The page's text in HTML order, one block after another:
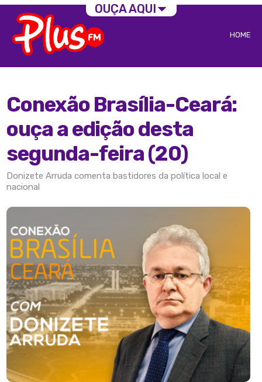
HOME
Conexão Brasília-Ceará:
ouça a edição desta
segunda-feira (20)
Donizete Arruda comenta bastidores da política local e
nacional
OUÇA AQUI